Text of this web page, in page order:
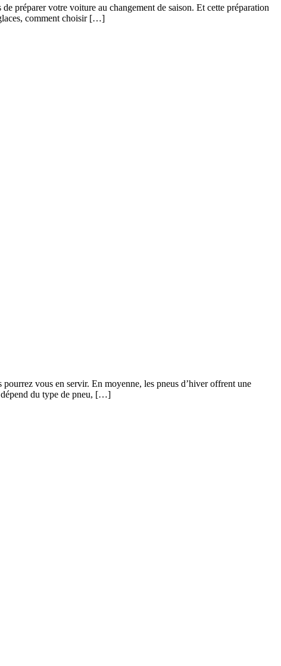
préparer votre voiture au changement de saison. Et cette préparation
comment choisir […]
vous en servir. En moyenne, les pneus d’hiver offrent une
dépend du type de pneu, […]